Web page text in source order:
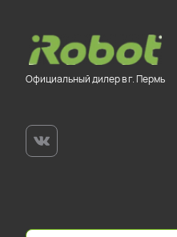
Официальный дилер в г. Пермь